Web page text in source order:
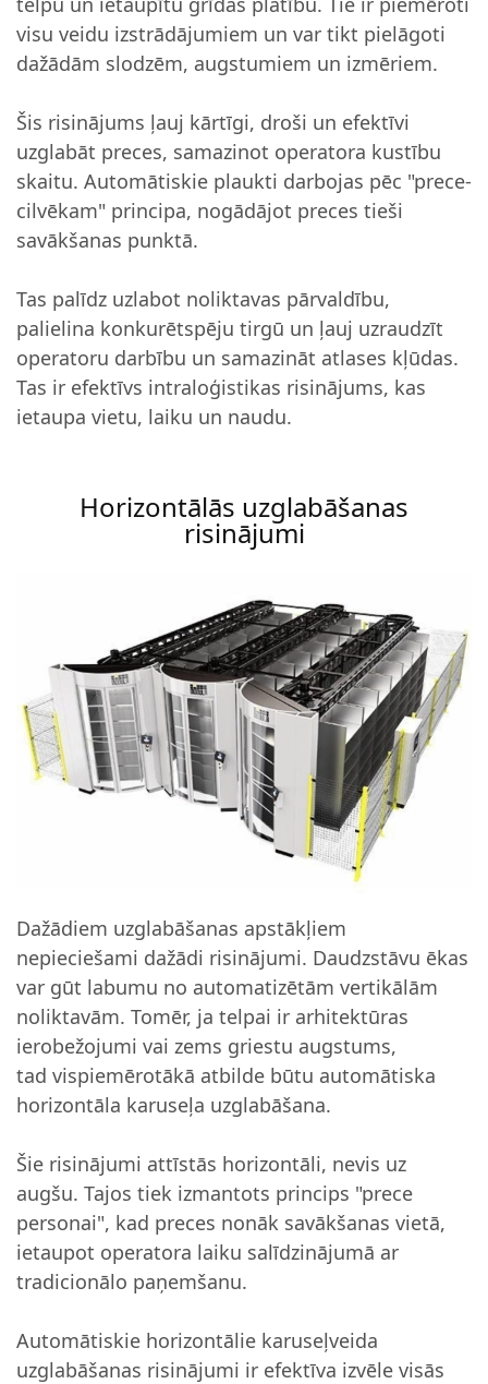
visu veidu izstrādājumiem un var tikt pielāgoti
dažādām slodzēm, augstumiem un izmēriem.
Šis risinājums ļauj kārtīgi, droši un efektīvi
uzglabāt preces, samazinot operatora kustību
skaitu. Automātiskie plaukti darbojas pēc "prece-
cilvēkam" principa, nogādājot preces tieši
savākšanas punktā.
Tas palīdz uzlabot noliktavas pārvaldību,
palielina konkurētspēju tirgū un ļauj uzraudzīt
operatoru darbību un samazināt atlases kļūdas.
Tas ir efektīvs intraloģistikas risinājums, kas
ietaupa vietu, laiku un naudu.
Horizontālās uzglabāšanas
risinājumi
Dažādiem uzglabāšanas apstākļiem
nepieciešami dažādi risinājumi. Daudzstāvu ēkas
var gūt labumu no automatizētām vertikālām
noliktavām. Tomēr, ja telpai ir arhitektūras
ierobežojumi vai zems griestu augstums,
tad vispiemērotākā atbilde būtu automātiska
horizontāla karuseļa uzglabāšana.
Šie risinājumi attīstās horizontāli, nevis uz
augšu. Tajos tiek izmantots princips "prece
personai", kad preces nonāk savākšanas vietā,
ietaupot operatora laiku salīdzinājumā ar
tradicionālo paņemšanu.
Automātiskie horizontālie karuseļveida
uzglabāšanas risinājumi ir efektīva izvēle visās